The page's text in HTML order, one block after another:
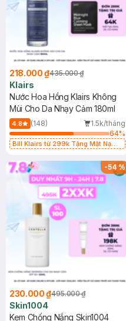
218.000 ₫435.000 ₫
Klairs
Nước Hoa Hồng Klairs Không
Mùi Cho Da Nhạy Cảm 180ml
4.8 (148)
1.5k/tháng
64%
Bill Klairs từ 299k Tặng Mặt Nạ
25ml (SL Có Hạn)
-54%
230.000 ₫495.000 ₫
Skin1004
Kem Chống Nắng Skin1004